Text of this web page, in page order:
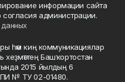
информации сайта
администрации.
һәм киң коммуникациялар
хеҙмәттең Башҡортостан
2015 йылдың 6
ПИ № ТУ 02-01480.